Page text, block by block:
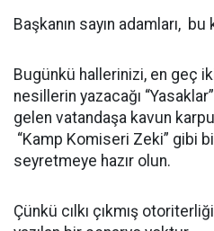
Başkanın sayın adamları,
Bugünkü hallerinizi, en geç
nesillerin yazacağı
gelen vatandaşa kavun
“Kamp Komiseri Zeki” gibi
seyretmeye hazır olun.
Çünkü cılkı çıkmış